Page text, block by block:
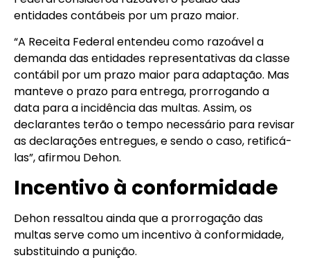
entidades contábeis por um prazo maior.
“A Receita Federal entendeu como razoável a
demanda das entidades representativas da classe
contábil por um prazo maior para adaptação. Mas
manteve o prazo para entrega, prorrogando a
data para a incidência das multas. Assim, os
declarantes terão o tempo necessário para revisar
as declarações entregues, e sendo o caso, retificá-
las”, afirmou Dehon.
Incentivo à conformidade
Dehon ressaltou ainda que a prorrogação das
multas serve como um incentivo à conformidade,
substituindo a punição.